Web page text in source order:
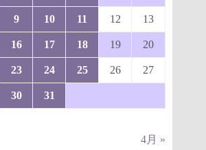
9 10 11 12 13
16 17 18 19 20
23 24 25 26 27
30 31
4月 »